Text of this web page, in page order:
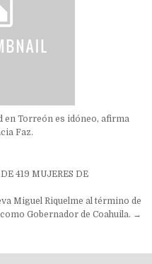
en Torreón es idóneo, afirma
Faz.
419 MUJERES DE
Miguel Riquelme al término de
Gobernador de Coahuila. →